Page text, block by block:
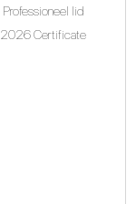
Professioneel lid
2026 Certificate